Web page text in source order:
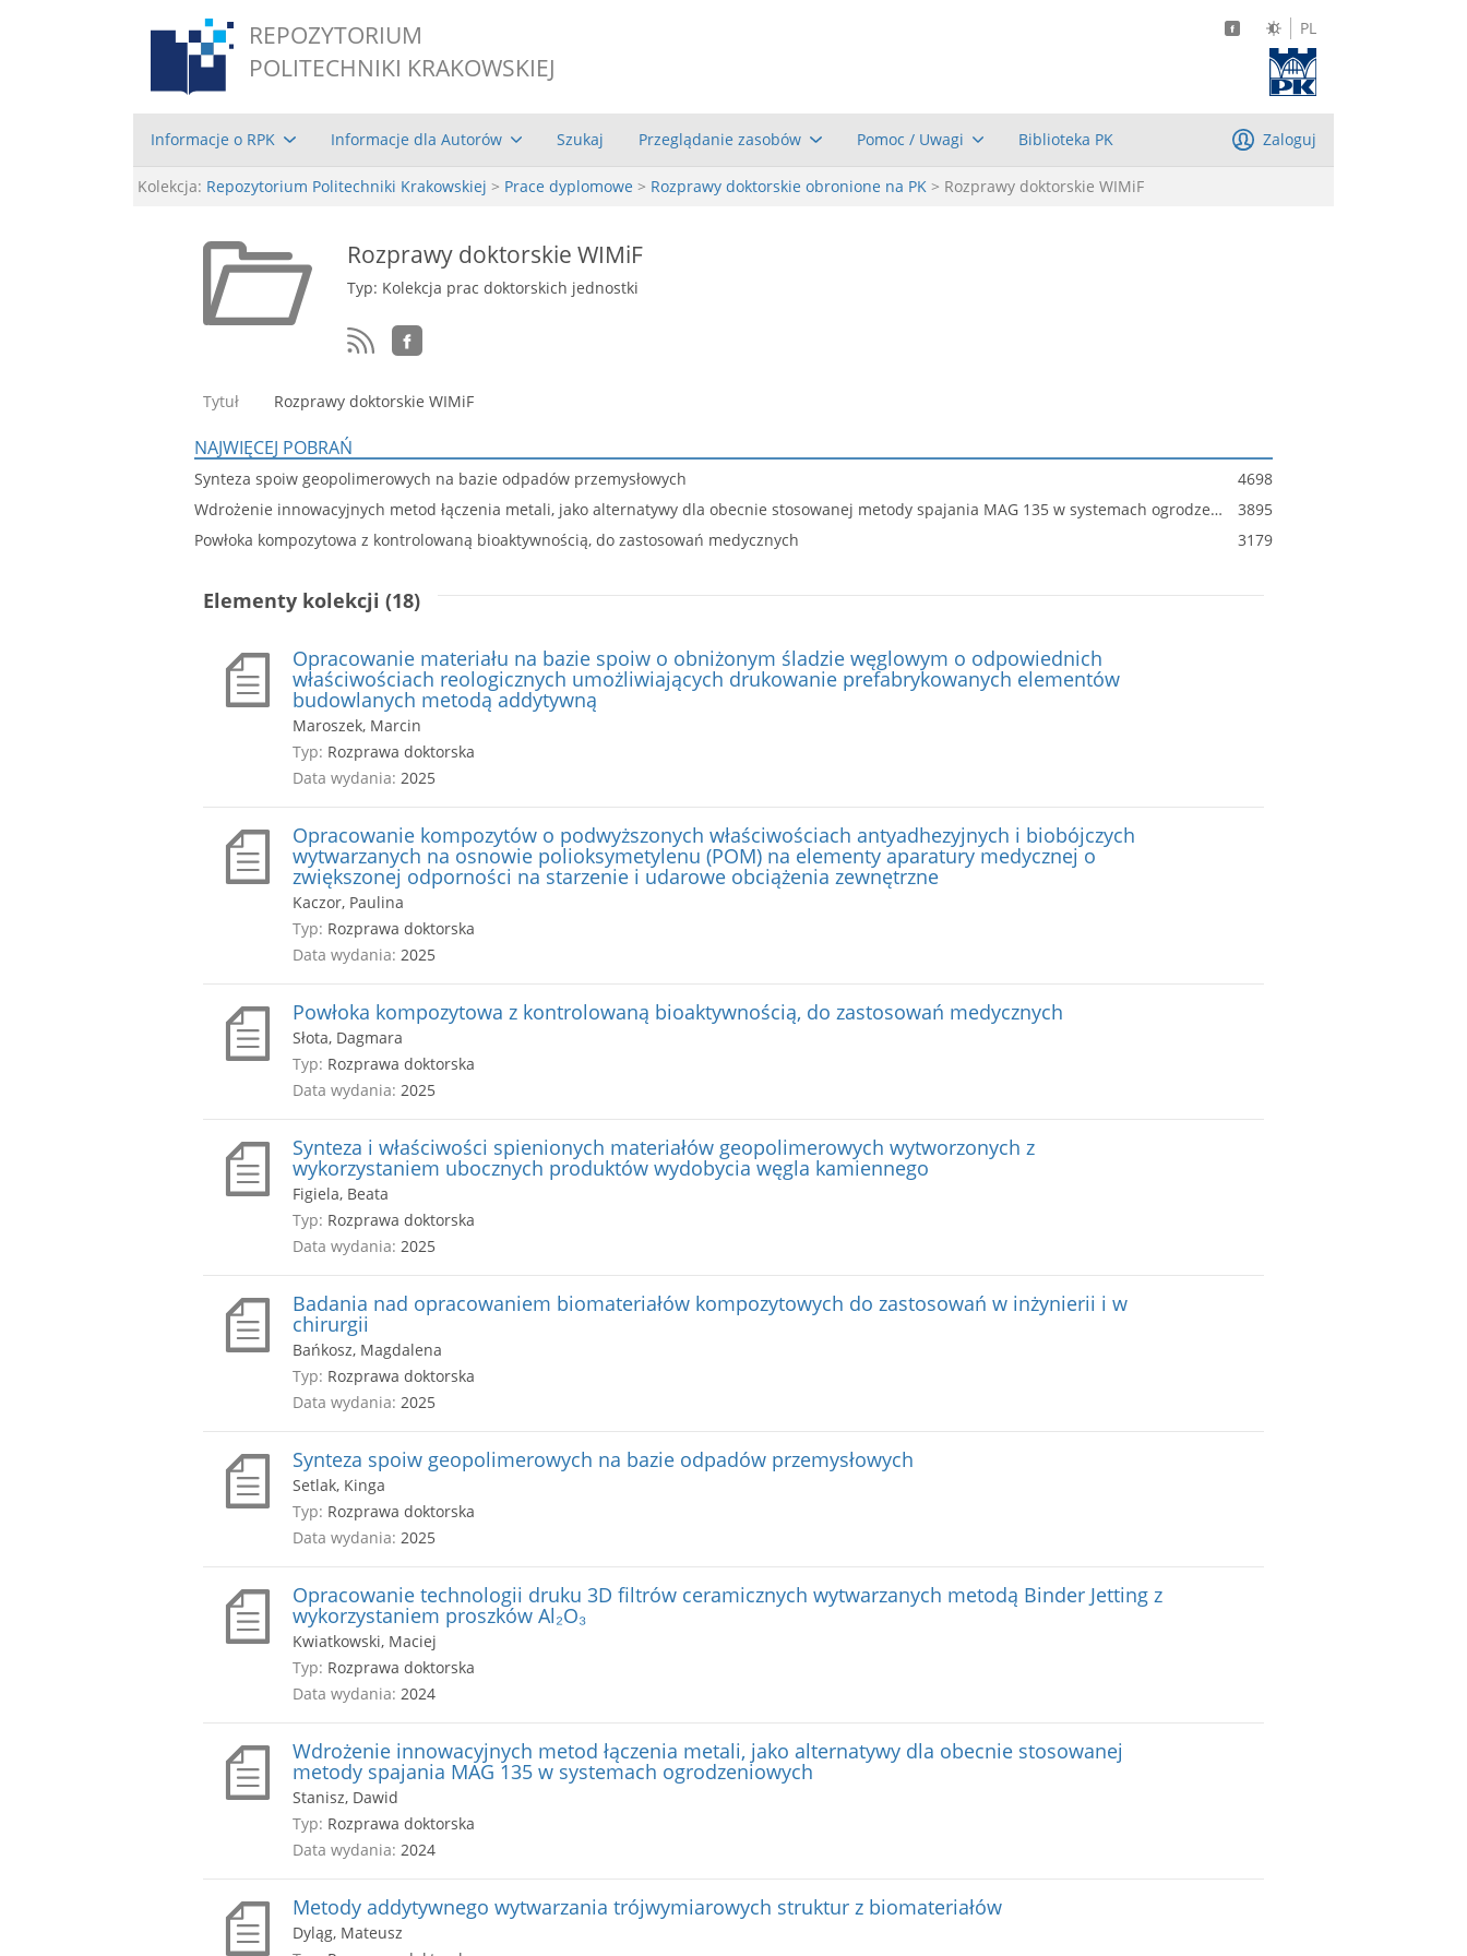
REPOZYTORIUM
POLITECHNIKI KRAKOWSKIEJ
PL
Informacje o RPK Informacje dla Autorów Szukaj Przeglądanie zasobów Pomoc / Uwagi Biblioteka PK Zaloguj
Kolekcja: Repozytorium Politechniki Krakowskiej > Prace dyplomowe > Rozprawy doktorskie obronione na PK > Rozprawy doktorskie WIMiF
Rozprawy doktorskie WIMiF
Typ: Kolekcja prac doktorskich jednostki
Tytuł Rozprawy doktorskie WIMiF
NAJWIĘCEJ POBRAŃ
Synteza spoiw geopolimerowych na bazie odpadów przemysłowych
4698
Wdrożenie innowacyjnych metod łączenia metali, jako alternatywy dla obecnie stosowanej metody spajania MAG 135 w systemach ogrodzeniowych
3895
Powłoka kompozytowa z kontrolowaną bioaktywnością, do zastosowań medycznych
3179
Elementy kolekcji (18)
Opracowanie materiału na bazie spoiw o obniżonym śladzie węglowym o odpowiednich
właściwościach reologicznych umożliwiających drukowanie prefabrykowanych elementów
budowlanych metodą addytywną
Maroszek, Marcin
Typ: Rozprawa doktorska
Data wydania: 2025
Opracowanie kompozytów o podwyższonych właściwościach antyadhezyjnych i biobójczych
wytwarzanych na osnowie polioksymetylenu (POM) na elementy aparatury medycznej o
zwiększonej odporności na starzenie i udarowe obciążenia zewnętrzne
Kaczor, Paulina
Typ: Rozprawa doktorska
Data wydania: 2025
Powłoka kompozytowa z kontrolowaną bioaktywnością, do zastosowań medycznych
Słota, Dagmara
Typ: Rozprawa doktorska
Data wydania: 2025
Synteza i właściwości spienionych materiałów geopolimerowych wytworzonych z
wykorzystaniem ubocznych produktów wydobycia węgla kamiennego
Figiela, Beata
Typ: Rozprawa doktorska
Data wydania: 2025
Badania nad opracowaniem biomateriałów kompozytowych do zastosowań w inżynierii i w
chirurgii
Bańkosz, Magdalena
Typ: Rozprawa doktorska
Data wydania: 2025
Synteza spoiw geopolimerowych na bazie odpadów przemysłowych
Setlak, Kinga
Typ: Rozprawa doktorska
Data wydania: 2025
Opracowanie technologii druku 3D filtrów ceramicznych wytwarzanych metodą Binder Jetting z
wykorzystaniem proszków Al₂O₃
Kwiatkowski, Maciej
Typ: Rozprawa doktorska
Data wydania: 2024
Wdrożenie innowacyjnych metod łączenia metali, jako alternatywy dla obecnie stosowanej
metody spajania MAG 135 w systemach ogrodzeniowych
Stanisz, Dawid
Typ: Rozprawa doktorska
Data wydania: 2024
Metody addytywnego wytwarzania trójwymiarowych struktur z biomateriałów
Dyląg, Mateusz